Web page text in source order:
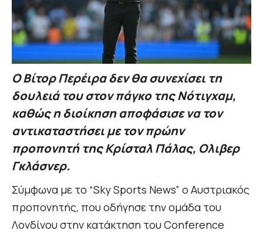
Ο Βίτορ Περέιρα δεν θα συνεχίσει τη
δουλειά του στον πάγκο της Νότιγχαμ,
καθώς η διοίκηση αποφάσισε να τον
αντικαταστήσει με τον πρώην
προπονητή της Κρίσταλ Πάλας, Ολιβερ
Γκλάσνερ.
Σύμφωνα με το “Sky Sports News” ο Αυστριακός
προπονητής, που οδήγησε την ομάδα του
Λονδίνου στην κατάκτηση του Conference